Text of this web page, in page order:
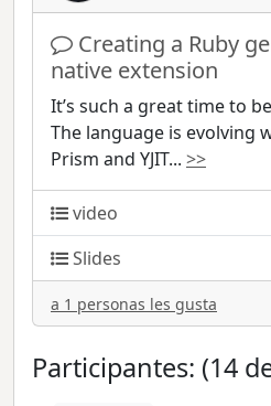
Creating a Ruby
native extension
It’s such a great time to
The language is evolving
Prism and YJIT... >>
video
Slides
a 1 personas les gusta
Participantes: (14